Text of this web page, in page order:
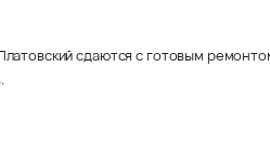
сдаются с готовым